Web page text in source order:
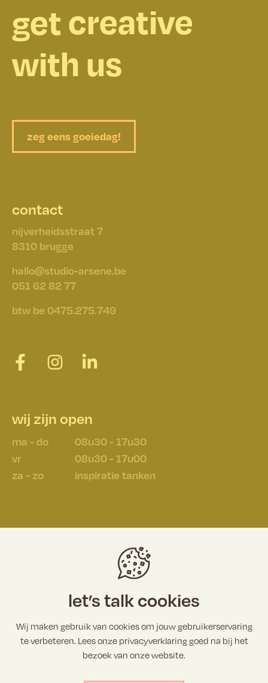
getinventive
ambitious
happy
with us
zeg eens goeiedag!
contact
nijverheidsstraat 7
​​​​​​​8310 brugge
hallo@studio-arsene.be
051 62 82 77
btw be 0475.275.749
wij zijn open
ma - do
08u30 - 17u30
vr
08u30 - 17u00
za - zo
inspiratie tanken
schrijf je in op onze stoefbrief
let’s talk cookies
Wij maken gebruik van cookies om jouw gebruikerservaring
te verbeteren. Lees onze privacyverklaring goed na bij het
bezoek van onze website.